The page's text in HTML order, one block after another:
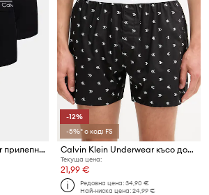
Calvin Klein Underwear прилепнали боксерки мъжки 3 броя
-12%
-5%* с код: FS
Calvin Klein Underwear късо долнище на пижама мъжко
Текуща цена:
21,99 €
Редовна цена:34,90 €
Най-ниска цена:24,99 €